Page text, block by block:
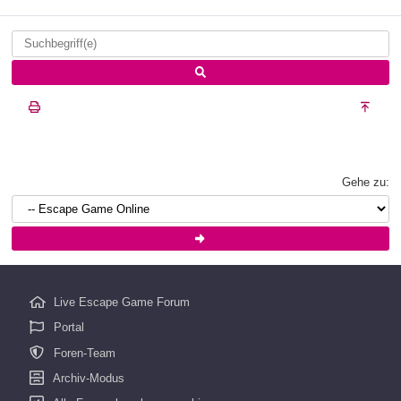
Gehe zu:
Live Escape Game Forum
Portal
Foren-Team
Archiv-Modus